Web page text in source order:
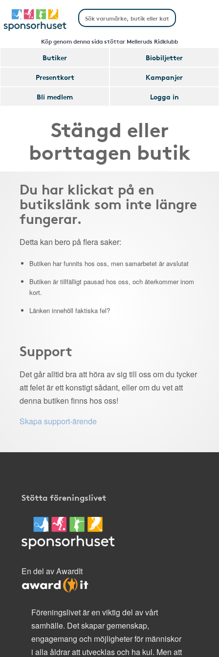
Köp genom denna sida stöttar Melleruds Ridklubb
Butiker
Biobiljetter
Presentkort
Kampanjer
Bli medlem
Logga in
Stängd eller
borttagen butik
Du har klickat på en
butikslänk som inte längre
fungerar.
Detta kan bero på flera saker:
Butiken har funnits hos oss, men samarbetet är avslutat
Butiken är tillfälligt pausad hos oss, och återkommer inom
kort.
Länken innehöll faktiska fel?
Support
Det går alltid bra att höra av sig till oss om du tycker
att felet är ett konstigt sådant, eller om du vet att
denna butiken finns hos oss!
Skapa support-ärende
Stötta föreningslivet
En del av AwardIt
Föreningslivet är en viktig del av vårt
samhälle. Det skapar gemenskap,
engagemang och möjligheter för människor
i alla åldrar att utvecklas och ha kul. Men att